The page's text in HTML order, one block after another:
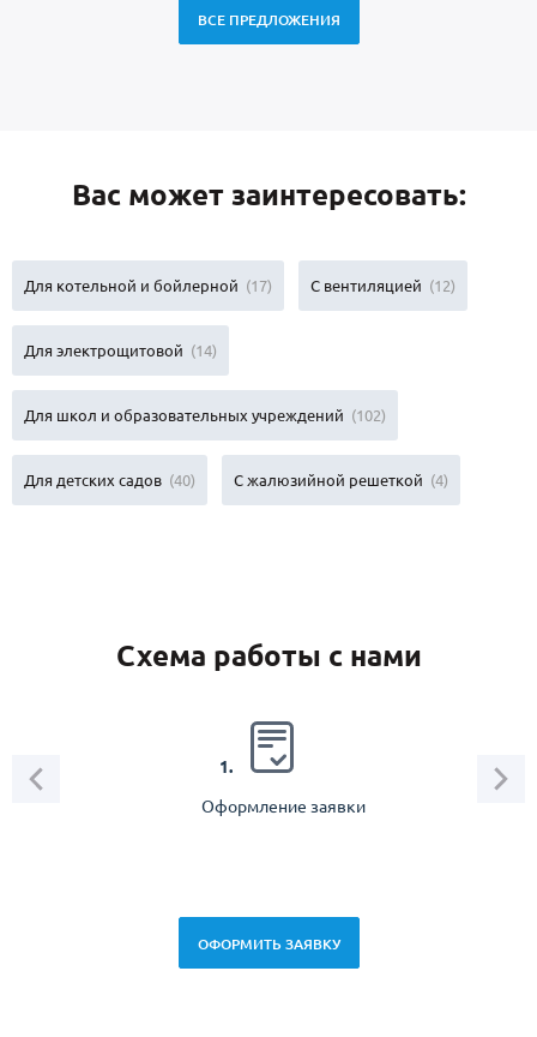
ВСЕ ПРЕДЛОЖЕНИЯ
Вас может заинтересовать:
Для котельной и бойлерной (17) С вентиляцией (12)
Для электрощитовой (14)
Для школ и образовательных учреждений (102)
Для детских садов (40) С жалюзийной решеткой (4)
Схема работы с нами
1.
Оформление заявки
ОФОРМИТЬ ЗАЯВКУ